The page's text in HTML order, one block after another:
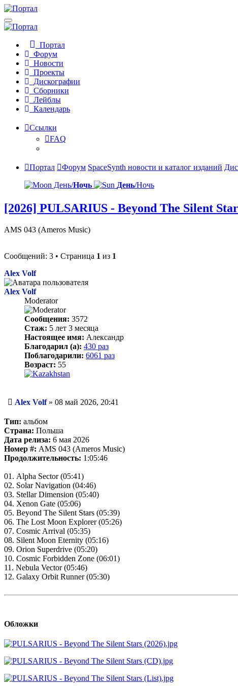
Портал
Форум
Новости
Проекты
Дискографии
Сборники
Лейблы
Календарь
Ссылки
FAQ
Портал Форум SpaceSynth новости и каталог изданий
День/Ночь День/Ночь
[2026] PULSARIUS - Beyond The Silent
AMS 043 (Ameros Music)
Сообщений: 3 • Страница 1 из 1
Alex Volf
Alex Volf
Moderator
Сообщения: 3572
Стаж: 5 лет 3 месяца
Настоящее имя: Александр
Благодарил (а): 430 раз
Поблагодарили: 6061 раз
Возраст: 55
Сообщение
Alex Volf» 08 май 2026, 20:41
Тип: альбом
Страна: Польша
Дата релиза: 6 мая 2026
Номер #: AMS 043 (Ameros Music)
Продолжительность: 1:05:46
01. Alpha Sector (05:41)
02. Solar Navigation (04:46)
03. Stellar Dimension (05:40)
04. Xenon Gate (05:06)
05. Beyond The Silent Stars (05:39)
06. The Lost Moon Explorer (05:26)
07. Cosmic Arrival (05:35)
08. Silent Moon Eternity (05:16)
09. Orion Superdrive (05:20)
10. Cosmic Forbidden Zone (06:01)
11. Nebula Vector (05:46)
12. Galaxy Orbit Runner (05:30)
Обложки